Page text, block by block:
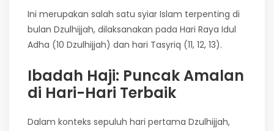
Ini merupakan salah satu syiar Islam terpenting di
bulan Dzulhijjah, dilaksanakan pada Hari Raya Idul
Adha (10 Dzulhijjah) dan hari Tasyriq (11, 12, 13).
Ibadah Haji: Puncak Amalan
di Hari-Hari Terbaik
Dalam konteks sepuluh hari pertama Dzulhijjah,